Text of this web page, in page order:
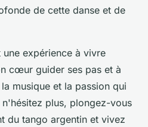
de cette danse et de
expérience à vivre
cœur guider ses pas et à
musique et la passion qui
plus, plongez-vous
du tango argentin et vivez